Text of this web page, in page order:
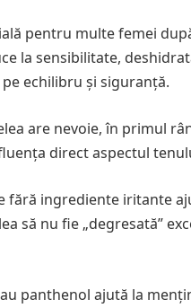
pentru multe femei
la sensibilitate,
echilibru și siguranță.
are nevoie, în primul
direct aspectul
fără ingrediente iritante
să nu fie „degresată”
panthenol ajută la